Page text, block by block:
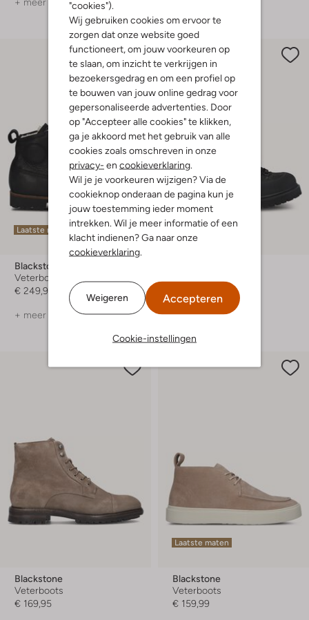
"cookies").
Wij gebruiken cookies om ervoor te
zorgen dat onze website goed
functioneert, om jouw voorkeuren op
te slaan, om inzicht te verkrijgen in
bezoekersgedrag en om een profiel op
te bouwen van jouw online gedrag voor
gepersonaliseerde advertenties. Door
op "Accepteer alle cookies" te klikken,
ga je akkoord met het gebruik van alle
cookies zoals omschreven in onze
privacy- en cookieverklaring
Wil je je voorkeuren wijzigen? Via de
cookieknop onderaan de pagina kun je
jouw toestemming ieder moment
intrekken. Wil je meer informatie of een
klacht indienen? Ga naar onze
cookieverklaring
Weigeren Accepteren
Cookie-instellingen
Laatste maten
Blackstone
Veterboots
€ 249,99
+ meer kleuren
Blackstone
Veterboots
€ 169,95
Laatste maten
Blackstone
Veterboots
€ 159,99